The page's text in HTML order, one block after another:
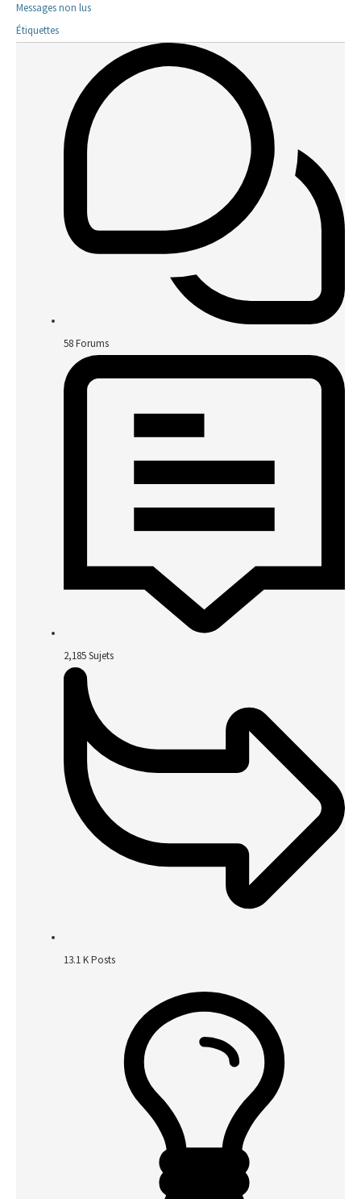
Messages non lus
Étiquettes
58Forums
2,185Sujets
13.1 KPosts